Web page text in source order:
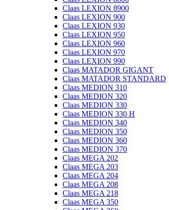
Claas LEXION 8900
Claas LEXION 900
Claas LEXION 930
Claas LEXION 950
Claas LEXION 960
Claas LEXION 970
Claas LEXION 990
Claas MATADOR GIGANT
Claas MATADOR STANDARD
Claas MEDION 310
Claas MEDION 320
Claas MEDION 330
Claas MEDION 330 H
Claas MEDION 340
Claas MEDION 350
Claas MEDION 360
Claas MEDION 370
Claas MEGA 202
Claas MEGA 203
Claas MEGA 204
Claas MEGA 208
Claas MEGA 218
Claas MEGA 350